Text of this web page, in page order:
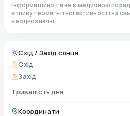
Інформаційно та не є медичною
впливу геомагнітної активності на
неоднозначні.
Схід / Захід сонця
Схід
Захід
Тривалість дня
Координати